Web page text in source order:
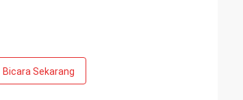
Bicara Sekarang